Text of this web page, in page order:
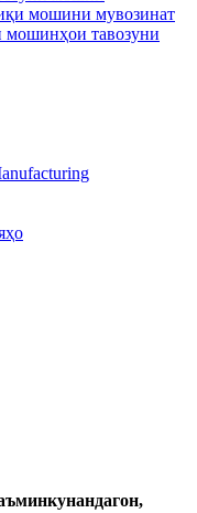
мошини мувозинат
мошинҳои тавозуни